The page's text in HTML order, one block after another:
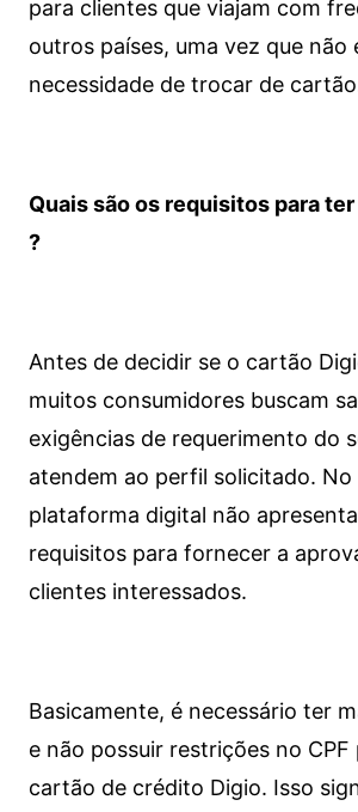
para clientes que viajam com
outros países, uma vez que não
necessidade de trocar de
Quais são os requisitos para
?
Antes de decidir se o cartão
muitos consumidores buscam
exigências de requerimento do
atendem ao perfil solicitado.
plataforma digital não
requisitos para fornecer a
clientes interessados.
Basicamente, é necessário ter
e não possuir restrições no
cartão de crédito Digio. Isso